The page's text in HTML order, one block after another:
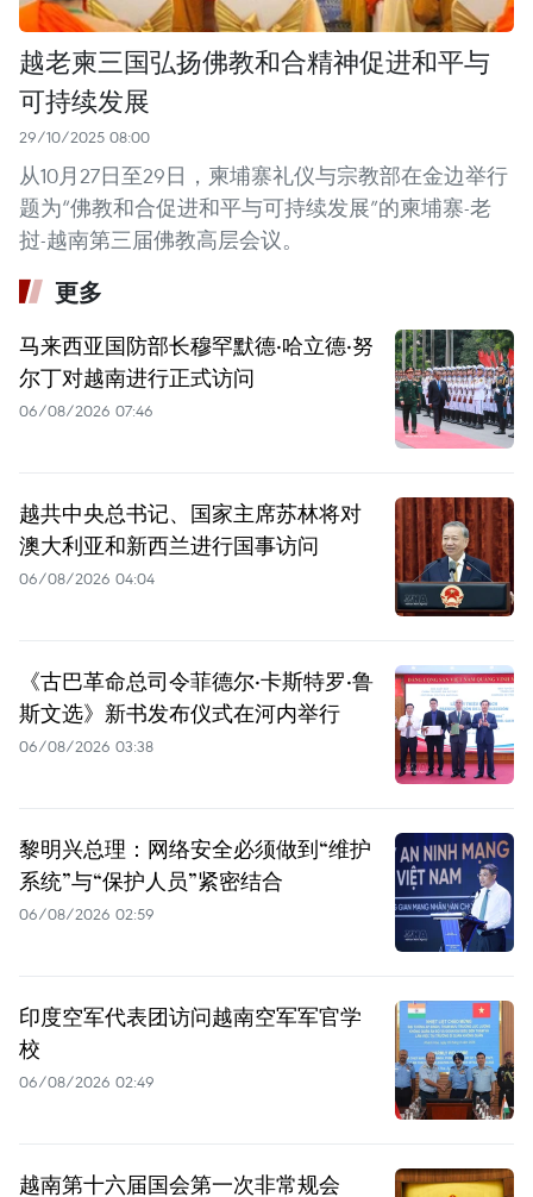
越老柬三国弘扬佛教和合精神促进和平与
可持续发展
29/10/2025 08:00
从10月27日至29日，柬埔寨礼仪与宗教部在金边举行
题为“佛教和合促进和平与可持续发展”的柬埔寨-老
挝-越南第三届佛教高层会议。
更多
马来西亚国防部长穆罕默德·哈立德·努
尔丁对越南进行正式访问
06/08/2026 07:46
越共中央总书记、国家主席苏林将对
澳大利亚和新西兰进行国事访问
06/08/2026 04:04
《古巴革命总司令菲德尔·卡斯特罗·鲁
斯文选》新书发布仪式在河内举行
06/08/2026 03:38
黎明兴总理：网络安全必须做到“维护
系统”与“保护人员”紧密结合
06/08/2026 02:59
印度空军代表团访问越南空军军官学
校
06/08/2026 02:49
越南第十六届国会第一次非常规会